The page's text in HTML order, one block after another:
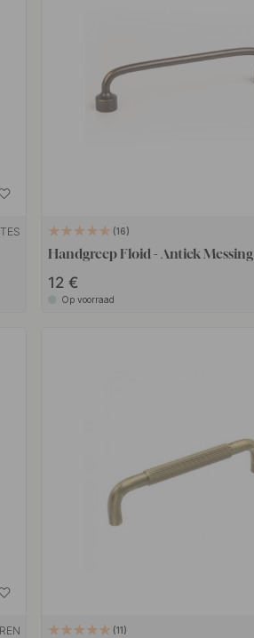
16
Handgreep Floid - Antiek Messing
12 €
Op voorraad
11